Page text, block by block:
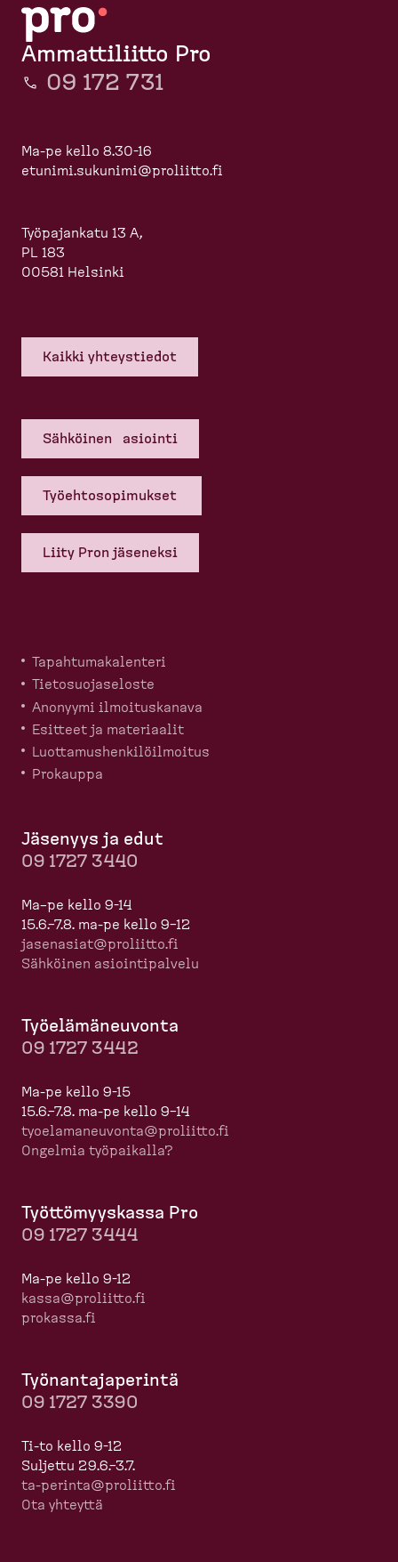
Ammattiliitto Pro
09 172 731
Ma-pe kello 8.30-16
etunimi.sukunimi@proliitto.fi
Työpajankatu 13 A,
PL 183
00581 Helsinki
Kaikki yhteys­tiedot
Sähköinen asiointi
Työehto­so­pi­mukset
Liity Pron jäseneksi
Tapahtu­ma­ka­lenteri
Tietosuo­ja­seloste
Anonyymi ilmoitus­kanava
Esitteet ja materiaalit
Luotta­mus­hen­ki­löil­moitus
Prokauppa
Jäsenyys ja edut
09 1727 3440
Ma–pe kello 9-14
15.6.–7.8. ma-pe kello 9–12
jasenasiat@proliitto.fi
Sähköinen asioin­ti­palvelu
Työelä­mä­neuvonta
09 1727 3442
Ma-pe kello 9-15
15.6.–7.8. ma-pe kello 9–14
tyoela­ma­neuvonta@proliitto.fi
Ongelmia työpaikalla?
Työttö­myyskassa Pro
09 1727 3444
Ma-pe kello 9-12
kassa@proliitto.fi
prokassa.fi
Työnan­ta­ja­perintä
09 1727 3390
Ti-to kello 9-12
Suljettu 29.6.–3.7.
ta-​perinta@proliitto.fi
Ota yhteyttä